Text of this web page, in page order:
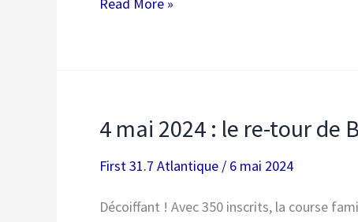
France
2024
4 mai 2024 : le re-tour de
First 31.7 Atlantique / 6 mai 2024
Décoiffant ! Avec 350 inscrits, la course